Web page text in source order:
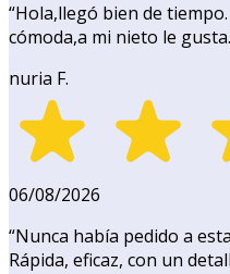
“Hola,llegó bien de
cómoda,a mi nieto le gusta.
nuria F.
06/08/2026
“Nunca había pedido a
Rápida, eficaz, con un